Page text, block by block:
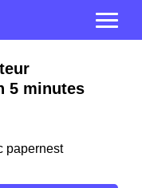
5 minutes
papernest